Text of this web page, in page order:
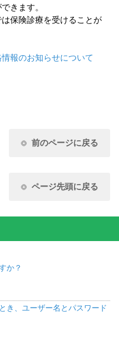
きます。
は保険診療を受けることが
報のお知らせについて
前のページに戻る
ページ先頭に戻る
か？
き、ユーザー名とパスワード